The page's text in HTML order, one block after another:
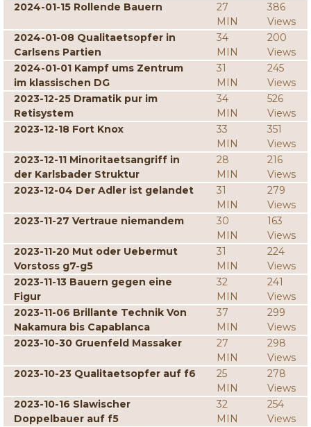
2024-01-15 Rollende Bauern
27
MIN
386
Views
2024-01-08 Qualitaetsopfer in
Carlsens Partien
34
MIN
200
Views
2024-01-01 Kampf ums Zentrum
im klassischen DG
31
MIN
245
Views
2023-12-25 Dramatik pur im
Retisystem
34
MIN
526
Views
2023-12-18 Fort Knox
33
MIN
351
Views
2023-12-11 Minoritaetsangriff in
der Karlsbader Struktur
28
MIN
216
Views
2023-12-04 Der Adler ist gelandet
31
MIN
279
Views
2023-11-27 Vertraue niemandem
30
MIN
163
Views
2023-11-20 Mut oder Uebermut
Vorstoss g7-g5
31
MIN
224
Views
2023-11-13 Bauern gegen eine
Figur
32
MIN
241
Views
2023-11-06 Brillante Technik Von
Nakamura bis Capablanca
37
MIN
299
Views
2023-10-30 Gruenfeld Massaker
27
MIN
298
Views
2023-10-23 Qualitaetsopfer auf f6
25
MIN
278
Views
2023-10-16 Slawischer
Doppelbauer auf f5
32
MIN
254
Views